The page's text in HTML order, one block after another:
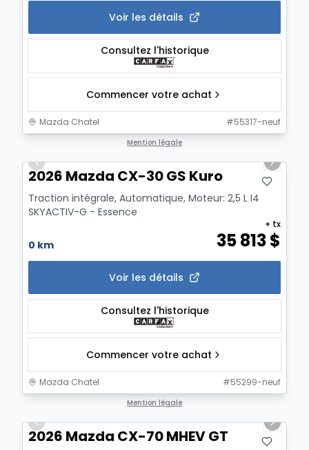
Voir les détails
Consultez l'historique
Commencer votre achat
Mazda Chatel #55317-neuf
Mention légale
Previous slide
Next
2026 Mazda CX-30 GS Kuro
Traction intégrale, Automatique, Moteur: 2,5 L I4
SKYACTIV-G - Essence
0 km 35 813$
+ tx
Voir les détails
Consultez l'historique
Commencer votre achat
Mazda Chatel #55299-neuf
Mention légale
Previous slide
Next
2026 Mazda CX-70 MHEV GT